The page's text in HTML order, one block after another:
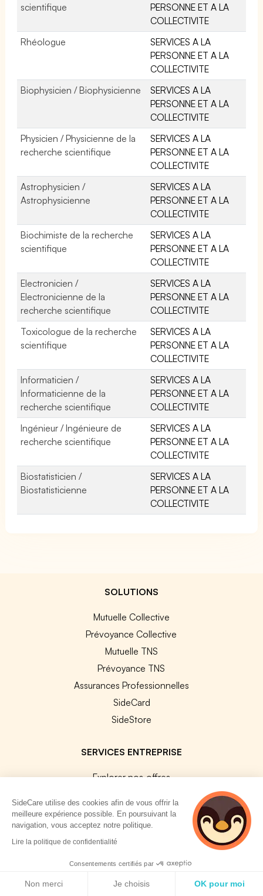
scientifique
PERSONNE ET A LA
COLLECTIVITE
Rhéologue
SERVICES A LA
PERSONNE ET A LA
COLLECTIVITE
Biophysicien / Biophysicienne
SERVICES A LA
PERSONNE ET A LA
COLLECTIVITE
Physicien / Physicienne de la
recherche scientifique
SERVICES A LA
PERSONNE ET A LA
COLLECTIVITE
Astrophysicien /
Astrophysicienne
SERVICES A LA
PERSONNE ET A LA
COLLECTIVITE
Biochimiste de la recherche
scientifique
SERVICES A LA
PERSONNE ET A LA
COLLECTIVITE
Electronicien /
Electronicienne de la
recherche scientifique
SERVICES A LA
PERSONNE ET A LA
COLLECTIVITE
Toxicologue de la recherche
scientifique
SERVICES A LA
PERSONNE ET A LA
COLLECTIVITE
Informaticien /
Informaticienne de la
recherche scientifique
SERVICES A LA
PERSONNE ET A LA
COLLECTIVITE
Ingénieur / Ingénieure de
recherche scientifique
SERVICES A LA
PERSONNE ET A LA
COLLECTIVITE
Biostatisticien /
Biostatisticienne
SERVICES A LA
PERSONNE ET A LA
COLLECTIVITE
SOLUTIONS
Mutuelle Collective
Prévoyance Collective
Mutuelle TNS
Prévoyance TNS
Assurances Professionnelles
SideCard
SideStore
SERVICES ENTREPRISE
Explorer nos offres
Changer de contrat collectif
Assurance sur mesure
Harmonisation de contrats
Vérification de conformité
Résiliation de vos contrats
SideCare utilise des cookies afin de vous offrir la
meilleure expérience possible. En poursuivant la
navigation, vous acceptez notre politique.
Lire la politique de confidentialité
Consentements certifiés par
Non merci Je choisis OK pour moi
2 personnes
consultent
actuellement cette